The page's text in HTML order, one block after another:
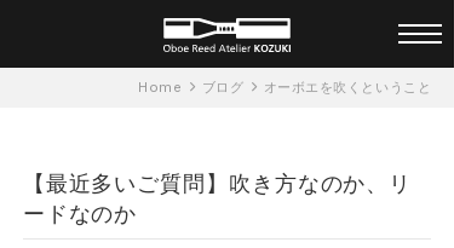
オーダーメイド オーボエリー
Home ブログ オーボエを吹くということ
【最近多いご質問】吹き方なのか、リ
ードなのか